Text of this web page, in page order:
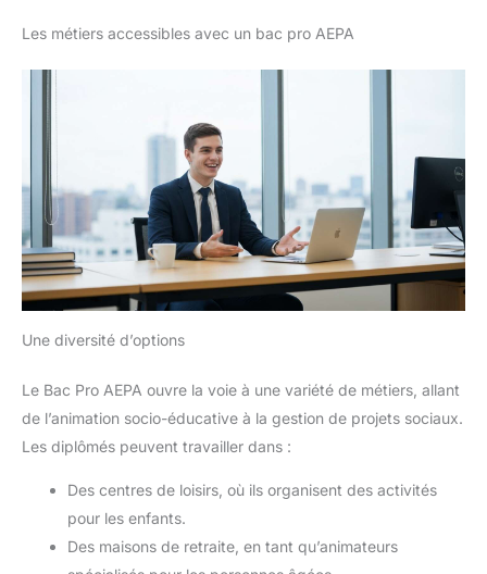
Les métiers accessibles avec un bac pro AEPA
Une diversité d’options
Le Bac Pro AEPA ouvre la voie à une variété de métiers, allant
de l’animation socio-éducative à la gestion de projets sociaux.
Les diplômés peuvent travailler dans :
Des centres de loisirs, où ils organisent des activités
pour les enfants.
Des maisons de retraite, en tant qu’animateurs